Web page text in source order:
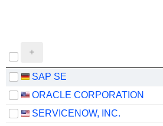
SAP SE
ORACLE CORPORATION
SERVICENOW, INC.